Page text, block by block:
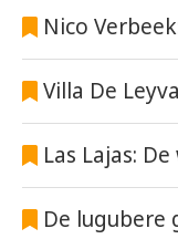
Nico
Villa De Leyva
Las Lajas:
De lugubere